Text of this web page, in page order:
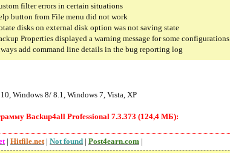
filter errors in certain situations
button from File menu did not work
disks on external disk option was not saving state
Properties displayed a warning message for some configurations
add command line details in the bug reporting log
Windows 8/ 8.1, Windows 7, Vista, XP
Backup4all Professional 7.3.373 (124,4 МБ):
| Hitfile.net| Not found| Post4earn.com|